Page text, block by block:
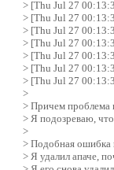
> [Thu Jul 27
> [Thu Jul 27
> [Thu Jul 27
> [Thu Jul 27
> [Thu Jul 27
> [Thu Jul 27
> [Thu Jul 27
>
> Причем проблема
> Я подозреваю,
>
> Подобная ошибка
> Я удалил апаче,